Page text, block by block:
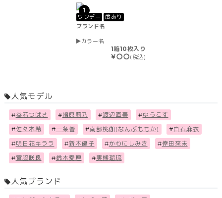
1
ワンデー
度あり
ブランド名
カラー名
1箱10枚入り
￥〇〇(税込)
人気モデル
#益若つばさ #指原莉乃 #渡辺直美 #ゆうこす
#佐々木希 #一条響 #南部桃伽(なんぶももか) #白石麻衣
#明日花キララ #新木優子 #かわにしみき #倖田來未
#宮脇咲良 #鈴木愛理 #実熊瑠琉
人気ブランド